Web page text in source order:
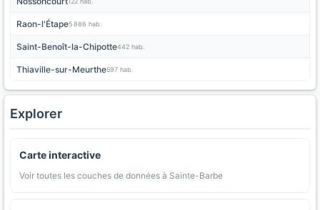
Raon-l'Étape5 886 hab.
Saint-Benoît-la-Chipotte442 hab.
Thiaville-sur-Meurthe597 hab.
Explorer
Carte interactive
Voir toutes les couches de données à Sainte-Barbe